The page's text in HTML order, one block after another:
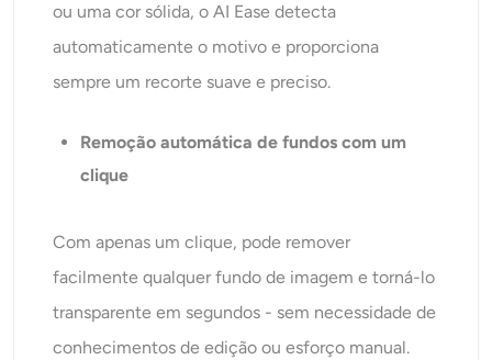
ou uma cor sólida, o AI Ease detecta
automaticamente o motivo e proporciona
sempre um recorte suave e preciso.
Remoção automática de fundos com um
clique
Com apenas um clique, pode remover
facilmente qualquer fundo de imagem e torná-lo
transparente em segundos - sem necessidade de
conhecimentos de edição ou esforço manual.